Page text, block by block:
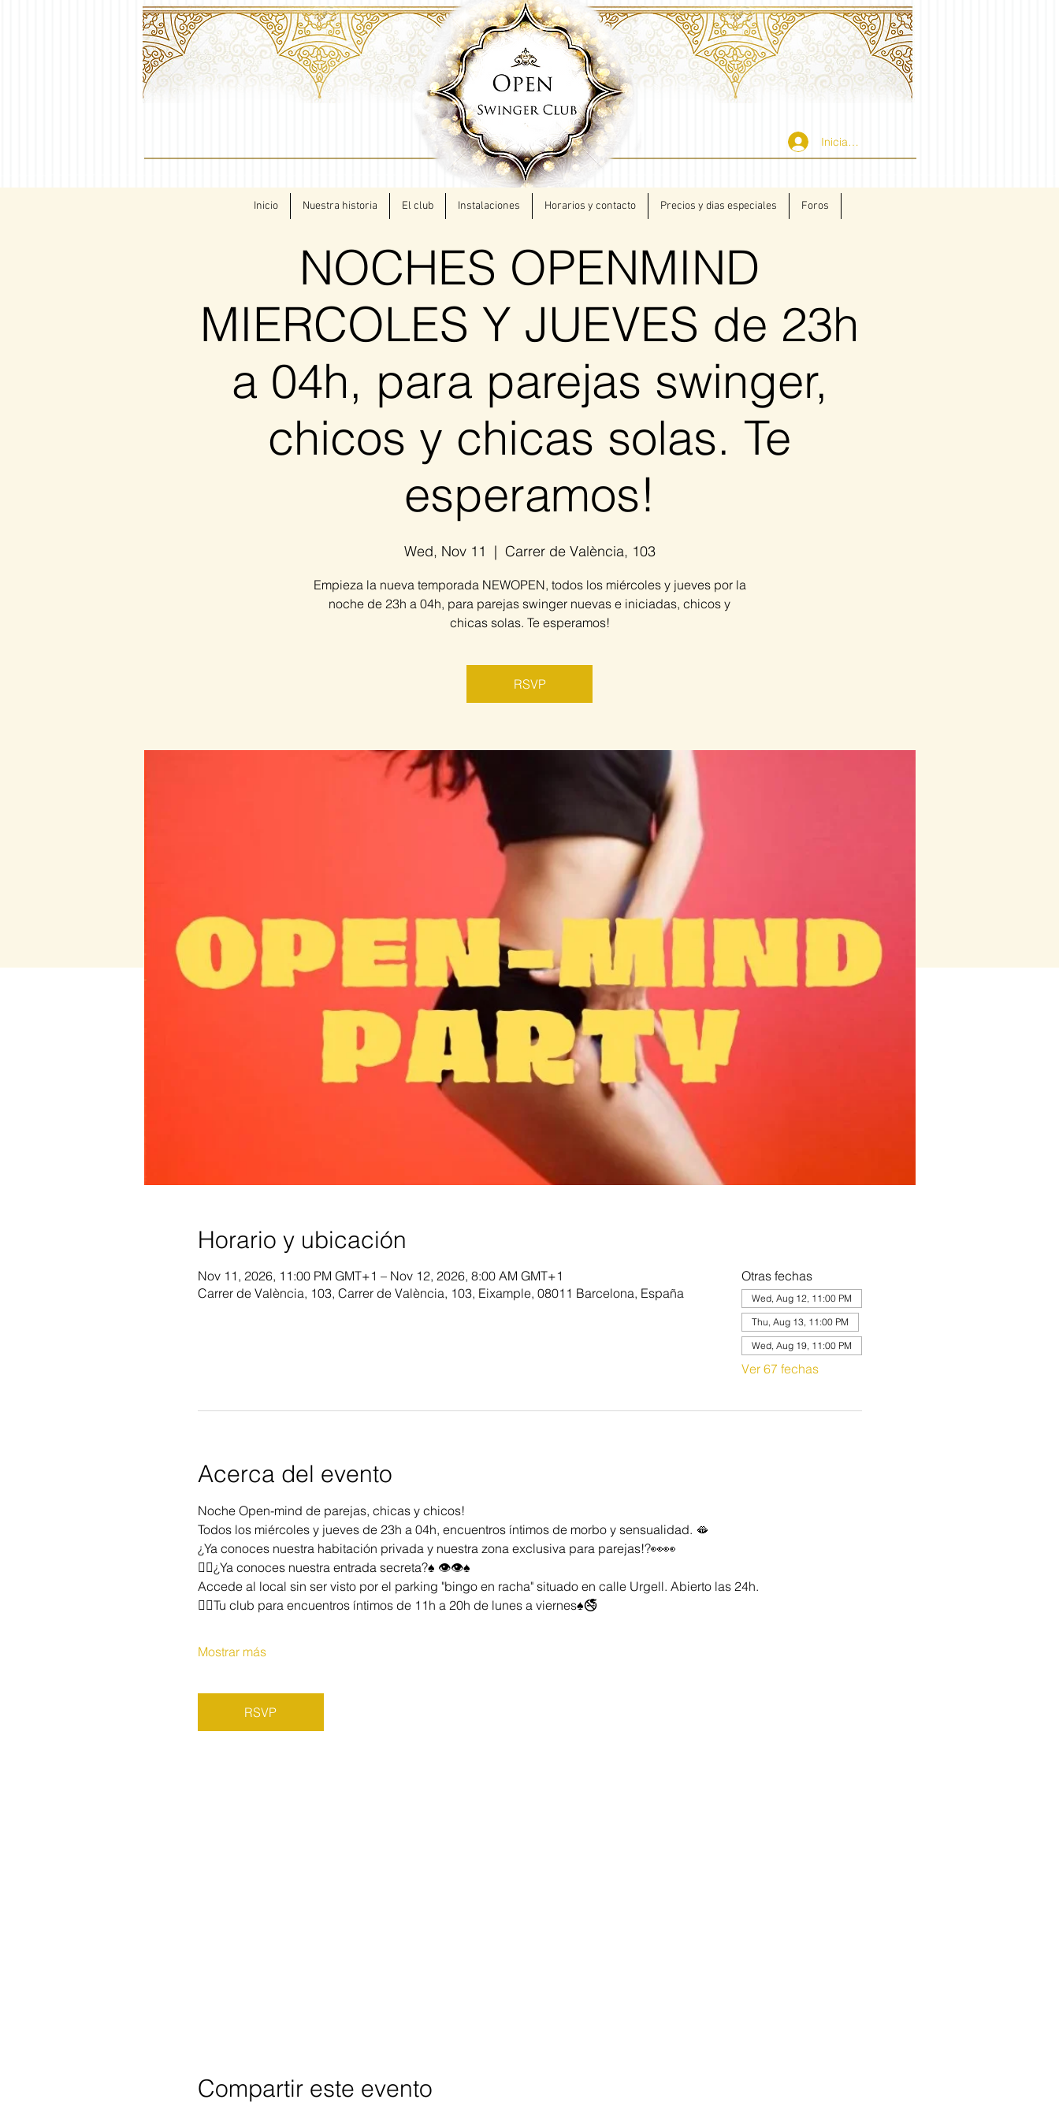
Iniciar sesión
NOCHES OPENMIND
MIERCOLES Y JUEVES de 23h
a 04h, para parejas swinger,
chicos y chicas solas. Te
esperamos!
Wed, Nov 11
  |
Carrer de València, 103
Empieza la nueva temporada NEWOPEN, todos los miércoles y jueves por la
noche de 23h a 04h, para parejas swinger nuevas e iniciadas, chicos y
chicas solas. Te esperamos!
RSVP
Horario y ubicación
Nov 11, 2026, 11:00 PM GMT+1 – Nov 12, 2026, 8:00 AM GMT+1
Carrer de València, 103, Carrer de València, 103, Eixample, 08011 Barcelona, España
Otras fechas
Wed, Aug 12, 11:00 PM
Thu, Aug 13, 11:00 PM
Wed, Aug 19, 11:00 PM
Ver 67 fechas
Acerca del evento
Noche Open-mind de parejas, chicas y chicos!
Todos los miércoles y jueves de 23h a 04h, encuentros íntimos de morbo y sensualidad. 🫦
¿Ya conoces nuestra habitación privada y nuestra zona exclusiva para parejas!?👀👀
❤️‍🔥¿Ya conoces nuestra entrada secreta?♠️ 👁️👁️♠️
Accede al local sin ser visto por el parking "bingo en racha" situado en calle Urgell. Abierto las 24h.
❤️‍🔥Tu club para encuentros íntimos de 11h a 20h de lunes a viernes♠️🚭
Mostrar más
RSVP
Compartir este evento
Inicio Nuestra historia El club Instalaciones Horarios y contacto Precios y dias especiales Foros